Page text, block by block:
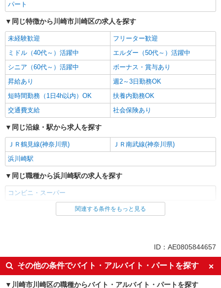
パート
同じ特徴から川崎市川崎区の求人を探す
未経験歓迎
フリーター歓迎
ミドル（40代～）活躍中
エルダー（50代～）活躍中
シニア（60代～）活躍中
ボーナス・賞与あり
昇給あり
週2～3日勤務OK
短時間勤務（1日4h以内）OK
扶養内勤務OK
交通費支給
社会保険あり
同じ沿線・駅から求人を探す
ＪＲ鶴見線(神奈川県)
ＪＲ南武線(神奈川県)
浜川崎駅
同じ職種から浜川崎駅の求人を探す
コンビニ・スーパー
同じ雇用形態から浜川崎駅の求人を探す
未経験歓迎
フリーター歓迎
ミドル（40代～）活躍中
エルダー（50代～）活躍中
関連する条件をもっと見る
ID：AE0805844657
その他の条件でバイト・アルバイト・パートを探す
川崎市川崎区の職種からバイト・アルバイト・パートを探す